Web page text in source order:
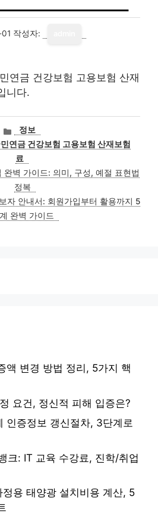
작성자:
연금 건강보험 고용보험 산재
니다.
카
테
고
리
정보
연금 건강보험 고용보험 산재보험
료
완벽 가이드: 의미, 구성, 예절 표현법
정복
자 안내서: 회원가입부터 활용까지 5
완벽 가이드
액 변경 방법 정리, 5가지 핵
요건, 정신적 피해 입증은?
인증정보 갱신절차, 3단계로
크: IT 교육 수강료, 진학/취업
용 태양광 설치비용 계산, 5